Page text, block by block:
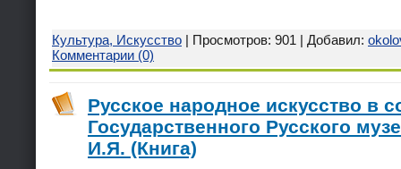
Культура, Искусство | Просмотров: 901 | Добавил:
Комментарии (0)
Русское народное искусство в
Государственного Русского
И.Я. (Книга)